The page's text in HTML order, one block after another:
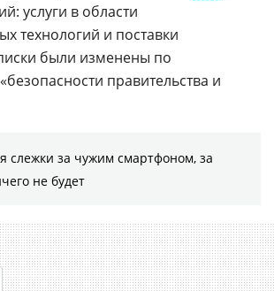
услуги в области
технологий и поставки
были изменены по
правительства и
слежки за чужим смартфоном, за
не будет